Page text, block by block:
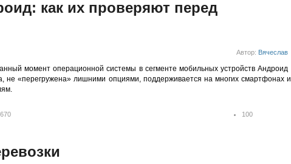
как их проверяют перед
Автор: Вячеслав
момент операционной системы в сегменте мобильных устройств Андроид
не «перегружена» лишними опциями, поддерживается на многих смартфонах и
100